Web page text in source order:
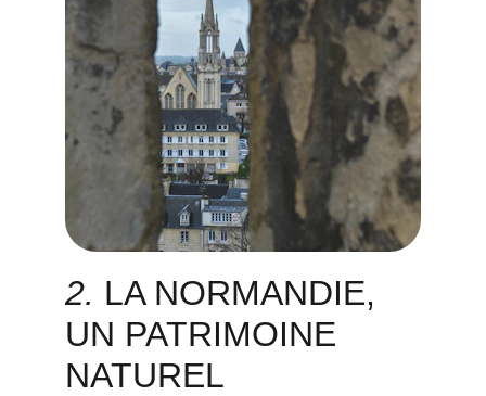
2. LA NORMANDIE,
UN PATRIMOINE
NATUREL